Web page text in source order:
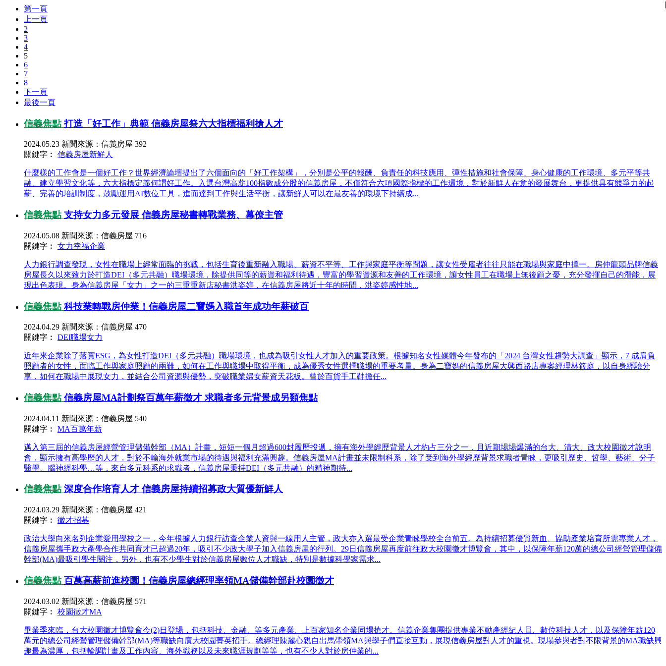
第一頁
上一頁
2
3
4
5
6
7
8
下一頁
最後一頁
信義焦點打造「好工作」典範 信義房屋祭六大指標福利搶人才
2024.05.23
|
新聞來源：信義房屋
|
392
關鍵字︰ 信義房屋新鮮人
什麼樣的工作會是一個好工作？世界經濟論壇提出了六個面向的「好工作架構」，分別是公平的報酬、負責任的科技應用、彈性措施和社會保障、身心健康的工作環境、多元平等共
融、建立學習文化等，六大指標定義何謂好工作。入選台灣高薪100指數成分股的信義房屋，不僅符合六項國際指標的工作環境，對於新鮮人在意的發展舞台，更提供具有競爭力的起
薪、完善的培訓制度，鼓勵運用AI數位工具，進而達到工作與生活平衡，讓新鮮人可以在最友善的環境下持續成...
信義焦點支持女力多元發展 信義房屋秘書轉戰業務、幕僚主管
2024.05.08
|
新聞來源：信義房屋
|
716
關鍵字︰ 女力幸福企業
人力銀行調查發現，女性在職場上經常面臨的挑戰，包括生育後重新融入職場、薪資不平等、工作與家庭平衡等問題，讓女性受雇者往往只能在職場與家庭中擇一。房仲龍頭品牌信義
房屋長久以來致力於打造DEI（多元共融）職場環境，除提供同等的薪資和福利待遇，豐富的學習資源和友善的工作環境，讓女性員工在職場上無後顧之憂，充分發揮自己的潛能，展
現出色表現。身為信義房屋「女力」之一的三重重新店秘書洪姿婷，在信義房屋將近十年的時間，洪姿婷感性地...
信義焦點科技業轉戰房仲業！信義房屋二寶媽入職首年成功年薪破百
2024.04.29
|
新聞來源：信義房屋
|
470
關鍵字︰ DEI職場女力
近年來企業除了落實ESG，為女性打造DEI（多元共融）職場環境，也成為吸引女性人才加入的重要政策。根據知名女性媒體今年發布的「2024 台灣女性趨勢大調查」顯示，7 成肩負
照顧者的女性，面臨工作與家庭照顧的兩難，如何在工作與職場中取得平衡，成為優秀女性選擇職場的重要考量。身為二寶媽的信義房屋大興西路店專案經理林筱庭，以自身經驗分
享，如何在職場中展現女力，並結合公司資源與優勢，突破職業婦女薪資天花板。曾於百貨手工鞋擔任...
信義焦點信義房屋MA計劃祭百萬年薪徵才 求職者多元背景成另類焦點
2024.04.11
|
新聞來源：信義房屋
|
540
關鍵字︰ MA百萬年薪
邁入第三屆的信義房屋經營管理儲備幹部（MA）計畫，短短一個月超過600封履歷投遞，擁有海外學經歷背景人才約占三分之一，且近期場場爆滿的台大、清大、政大校園徵才說明
會，顯示擁有高學歷的人才，對於不輸海外就業市場的待遇與福利充滿興趣。信義房屋MA計畫並未限制科系，除了受到海外學經歷背景求職者青睞，更吸引歷史、哲學、藝術、分子
醫學、腦神經科學…等，來自多元科系的求職者，信義房屋秉持DEI（多元共融）的精神期待...
信義焦點深度合作培育人才 信義房屋持續招募政大質優新鮮人
2024.03.29
|
新聞來源：信義房屋
|
421
關鍵字︰ 徵才招募
政治大學向來名列企業愛用學校之一，今年根據人力銀行訪查企業人資與一線用人主管，政大亦入選最受企業青睞學校全台前五。為持續招募優質新血、協助產業培育所需專業人才，
信義房屋攜手政大產學合作共同育才已超過20年，吸引不少政大學子加入信義房屋的行列。29日信義房屋再度前往政大校園徵才博覽會，其中，以保障年薪120萬的總公司經營管理儲備
幹部(MA)最吸引學生關注，另外，也有不少學生對於信義房屋數位人才職缺，特別是數據科學家需求...
信義焦點百萬高薪前進校園！信義房屋總經理率領MA儲備幹部赴校園徵才
2024.03.02
|
新聞來源：信義房屋
|
571
關鍵字︰ 校園徵才MA
畢業季來臨，台大校園徵才博覽會今(2)日登場，包括科技、金融、等多元產業、上百家知名企業同場搶才。信義企業集團提供專業不動產經紀人員、數位科技人才，以及保障年薪120
萬元的總公司經營管理儲備幹部(MA)等職缺向廣大校園菁英招手。總經理陳麗心親自出馬帶領MA與學子們直接互動，展現信義房屋對人才的重視。現場參與者對不限背景的MA職缺興
趣最為濃厚，包括輪調計畫及工作內容、海外職務以及未來職涯規劃等等，也有不少人對於房仲業的...